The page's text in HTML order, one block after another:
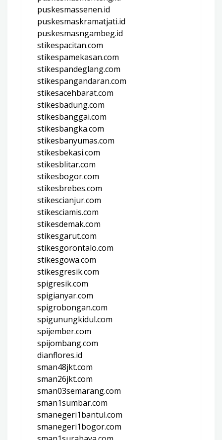
puskesmassenen.id
puskesmaskramatjati.id
puskesmasngambeg.id
stikespacitan.com
stikespamekasan.com
stikespandeglang.com
stikespangandaran.com
stikesacehbarat.com
stikesbadung.com
stikesbanggai.com
stikesbangka.com
stikesbanyumas.com
stikesbekasi.com
stikesblitar.com
stikesbogor.com
stikesbrebes.com
stikescianjur.com
stikesciamis.com
stikesdemak.com
stikesgarut.com
stikesgorontalo.com
stikesgowa.com
stikesgresik.com
spigresik.com
spigianyar.com
spigrobongan.com
spigunungkidul.com
spijember.com
spijombang.com
dianflores.id
sman48jkt.com
sman26jkt.com
sman03semarang.com
sman1sumbar.com
smanegeri1bantul.com
smanegeri1bogor.com